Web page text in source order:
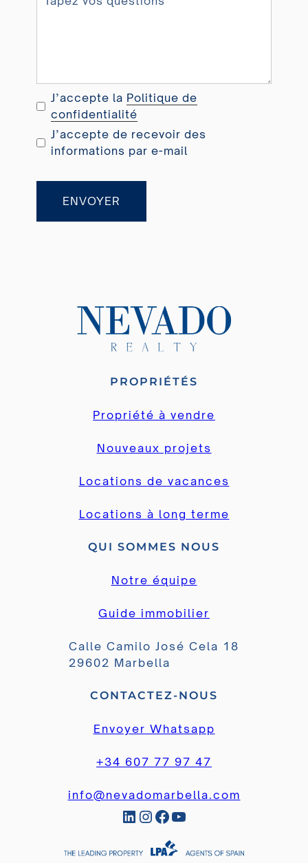
a
3
3
J’accepte la Politique de
confidentialité
J’accepte de recevoir des
informations par e-mail
ENVOYER
PROPRIÉTÉS
Propriété à vendre
Nouveaux projets
Locations de vacances
Locations à long terme
QUI SOMMES NOUS
Notre équipe
Guide immobilier
Calle Camilo José Cela 18
29602 Marbella
CONTACTEZ-NOUS
Envoyer Whatsapp
+34 607 77 97 47
info@nevadomarbella.com
LinkedIn InstagramFacebook YouTube